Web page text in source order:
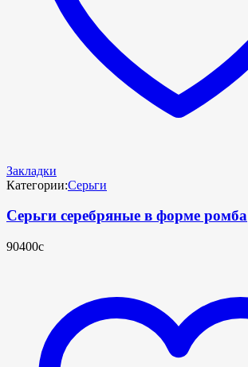
Закладки
Категории:Серьги
Серьги серебряные в форме ромба
90400с